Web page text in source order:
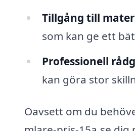
Tillgång till
som kan ge ett
Professionell
kan göra stor
Oavsett om du